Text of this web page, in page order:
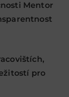
Mentor
pro